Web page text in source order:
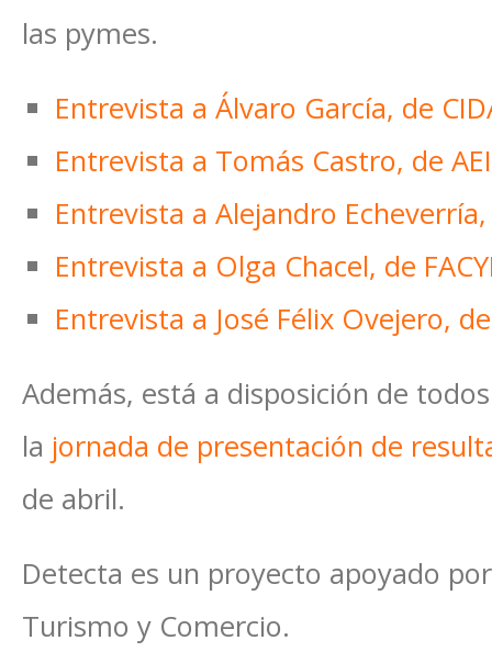
las pymes.
Entrevista a Álvaro García, de
Entrevista a Tomás Castro, de
Entrevista a Alejandro
Entrevista a Olga Chacel, de
Entrevista a José Félix Ovejero,
Además, está a disposición de
la jornada de presentación de
de abril.
Detecta es un proyecto apoyado
Turismo y Comercio.